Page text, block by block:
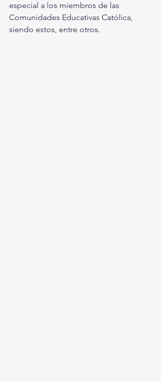
especial a los miembros de las
Comunidades Educativas Católica,
siendo estos, entre otros.